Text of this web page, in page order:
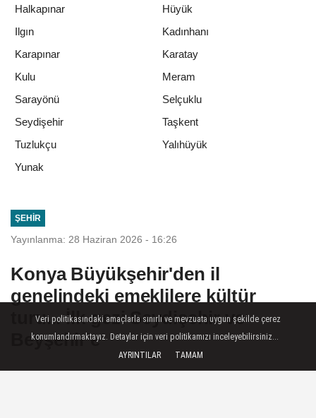
Halkapınar
Hüyük
Ilgın
Kadınhanı
Karapınar
Karatay
Kulu
Meram
Sarayönü
Selçuklu
Seydişehir
Taşkent
Tuzlukçu
Yalıhüyük
Yunak
ŞEHIR
Yayınlanma: 28 Haziran 2026 - 16:26
Konya Büyükşehir'den il
genelindeki emeklilere kültür
turu... İlk gezi Seydişehir ve
Beyşehir'e
Veri politikasındaki amaçlarla sınırlı ve mevzuata uygun şekilde çerez
konumlandırmaktayız. Detaylar için veri politikamızı inceleyebilirsiniz...
AYRINTILAR
TAMAM